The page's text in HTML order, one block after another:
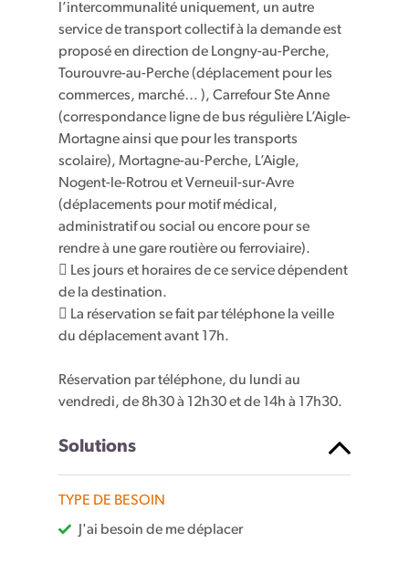
l’intercommunalité uniquement, un autre
service de transport collectif à la demande est
proposé en direction de Longny-au-Perche,
Tourouvre-au-Perche (déplacement pour les
commerces, marché… ), Carrefour Ste Anne
(correspondance ligne de bus régulière L’Aigle-
Mortagne ainsi que pour les transports
scolaire), Mortagne-au-Perche, L’Aigle,
Nogent-le-Rotrou et Verneuil-sur-Avre
(déplacements pour motif médical,
administratif ou social ou encore pour se
rendre à une gare routière ou ferroviaire).
 Les jours et horaires de ce service dépendent
de la destination.
 La réservation se fait par téléphone la veille
du déplacement avant 17h.
Réservation par téléphone, du lundi au
vendredi, de 8h30 à 12h30 et de 14h à 17h30.
Solutions
TYPE DE BESOIN
J'ai besoin de me déplacer